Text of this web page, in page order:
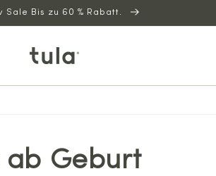
Sale Bis zu 60 % Rabatt.
Geburt